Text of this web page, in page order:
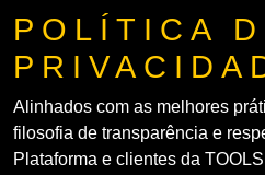
POLÍTICA
Alinhados com as melhores
filosofia de transparência e
Plataforma e clientes da